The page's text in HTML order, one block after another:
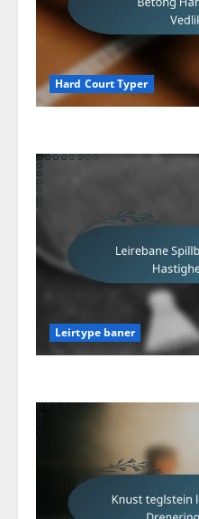
Hard Court Typer
Leirtype baner